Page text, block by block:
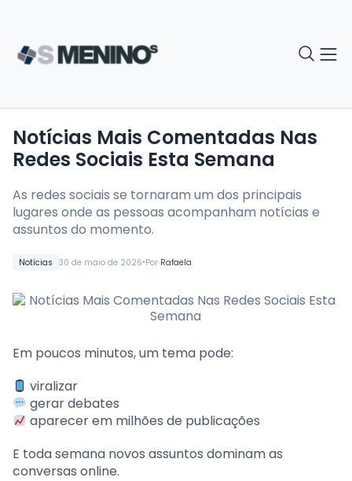
Notícias 30 de maio de 2026•Por Rafaela
Notícias Mais Comentadas Nas
Redes Sociais Esta Semana
As redes sociais se tornaram um dos principais
lugares onde as pessoas acompanham notícias e
assuntos do momento.
Em poucos minutos, um tema pode:
viralizar
gerar debates
aparecer em milhões de publicações
E toda semana novos assuntos dominam as
conversas online.